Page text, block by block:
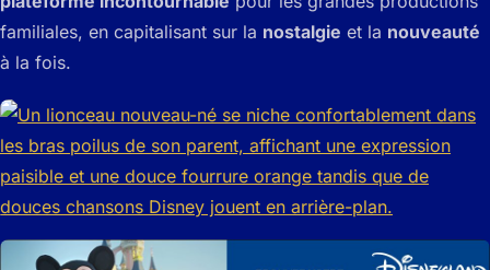
familiales, en capitalisant sur la nostalgie et la nouveauté
à la fois.